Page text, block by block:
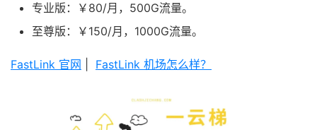
专业版：￥80/月，500G流量。
至尊版：￥150/月，1000G流量。
FastLink 官网 FastLink 机场怎么样？